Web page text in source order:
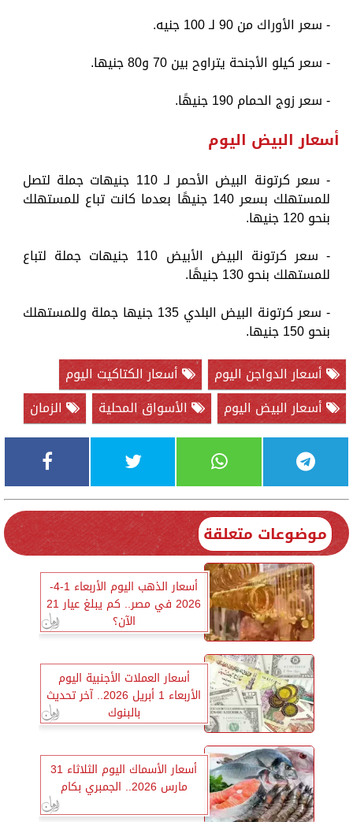
- سعر الأوراك من 90 لـ 100 جنيه.
- سعر كيلو الأجنحة يتراوح بين 70 و80 جنيها.
- سعر زوج الحمام 190 جنيهًا.
أسعار البيض اليوم
- سعر كرتونة البيض الأحمر لـ 110 جنيهات جملة لتصل
للمستهلك بسعر 140 جنيهًا بعدما كانت تباع للمستهلك
بنحو 120 جنيها.
- سعر كرتونة البيض الأبيض 110 جنيهات جملة لتباع
للمستهلك بنحو 130 جنيهًا.
- سعر كرتونة البيض البلدي 135 جنيها جملة وللمستهلك
بنحو 150 جنيها.
أسعار الدواجن اليوم
أسعار الكتاكيت اليوم
أسعار البيض اليوم
الأسواق المحلية الزمان
موضوعات متعلقة
أسعار الذهب اليوم الأربعاء 1-4-
2026 في مصر.. كم يبلغ عيار 21
الآن؟
أسعار العملات الأجنبية اليوم
الأربعاء 1 أبريل 2026.. آخر تحديث
بالبنوك
أسعار الأسماك اليوم الثلاثاء 31
مارس 2026.. الجمبري بكام